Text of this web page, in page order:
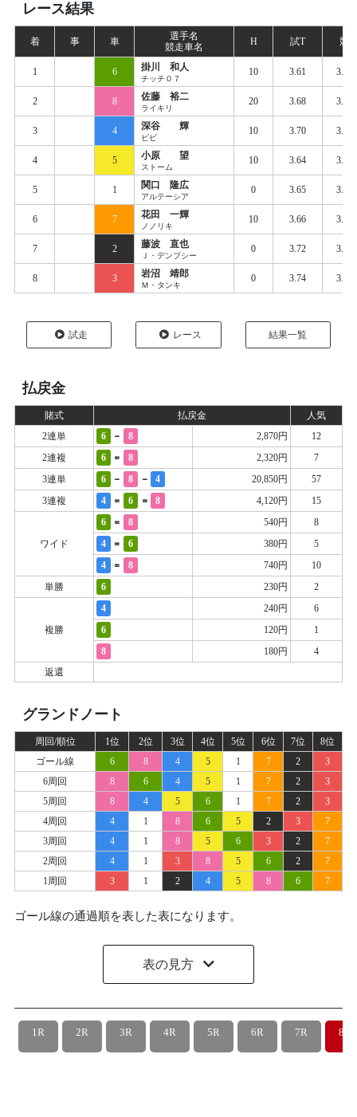
レース結果
着 事 車
選手名
競走車名
H 試T 競
1 6 掛川 和人
チッチ０７
10 3.61 3.675
2 8 佐藤 裕二
ライキリ
20 3.68 3.663
3 4 深谷 輝
ビビ
10 3.70 3.691
4 5 小原 望
ストーム
10 3.64 3.695
5 1 関口 隆広
アルテーシア
0 3.65 3.719
6 7 花田 一輝
ノノリキ
10 3.66 3.743
7 2 藤波 直也
Ｊ・デンプシー
0 3.72 3.781
8 3 岩沼 靖郎
Ｍ・タンキ
0 3.74 3.829
試走 レース 結果一覧
払戻金
賭式 払戻金
人気
2連単
6 - 8 2,870円
12
2連複
6 = 8 2,320円
7
3連単
6 - 8 - 4 20,850円
57
3連複
4 = 6 = 8 4,120円 15
ワイド
6 = 8 540円
8
4
= 6 380円
5
4
= 8 740円
10
単勝
6 230円 2
複勝
4 240円
6
6
120円
1
8
180円
4
返還
グランドノート
周回/順位 1位 2位 3位 4位 5位 6位 7位
8位
ゴール線
6 8 4 5 1 7 2
3
6周回
8 6 4 5 1 7 2
3
5周回
8 4 5 6 1 7 2
3
4周回
4 1 8 6 5 2 3
7
3周回
4 1 8 5 6 3 2
7
2周回
4 1 3 8 5 6 2
7
1周回
3 1 2 4 5 8 6 7
ゴール線の通過順を表した表になります。
表の見方
1R 2R 3R 4R 5R 6R 7R 8R